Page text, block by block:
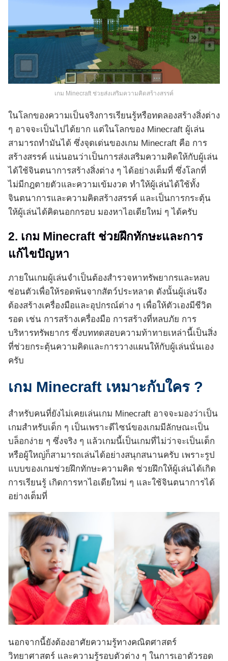
เกม Minecraft ช่วยส่งเสริมความคิดสร้างสรรค์
ในโลกของความเป็นจริงการเรียนรู้หรือทดลองสร้างสิ่งต่าง
ๆ อาจจะเป็นไปได้ยาก แต่ในโลกของ Minecraft ผู้เล่น
สามารถทำมันได้ ซึ่งจุดเด่นของเกม Minecraft คือ การ
สร้างสรรค์ แน่นอนว่าเป็นการส่งเสริมความคิดให้กับผู้เล่น
ได้ใช้จินตนาการสร้างสิ่งต่าง ๆ ได้อย่างเต็มที่ ซึ่งโลกที่
ไม่มีกฎตายตัวและความเข้มงวด ทำให้ผู้เล่นได้ใช้ทั้ง
จินตนาการและความคิดสร้างสรรค์ และเป็นการกระตุ้น
ให้ผู้เล่นได้คิดนอกกรอบ มองหาไอเดียใหม่ ๆ ได้ครับ
2. เกม Minecraft ช่วยฝึกทักษะและการ
แก้ไขปัญหา
ภายในเกมผู้เล่นจำเป็นต้องสำรวจหาทรัพยากรและหลบ
ซ่อนตัวเพื่อให้รอดพ้นจากสัตว์ประหลาด ดังนั้นผู้เล่นจึง
ต้องสร้างเครื่องมือและอุปกรณ์ต่าง ๆ เพื่อให้ตัวเองมีชีวิต
รอด เช่น การสร้างเครื่องมือ การสร้างที่หลบภัย การ
บริหารทรัพยากร ซึ่งบททดสอบความท้าทายเหล่านี้เป็นสิ่ง
ที่ช่วยกระตุ้นความคิดและการวางแผนให้กับผู้เล่นนั่นเอง
ครับ
เกม Minecraft เหมาะกับใคร ?
สำหรับคนที่ยังไม่เคยเล่นเกม Minecraft อาจจะมองว่าเป็น
เกมสำหรับเด็ก ๆ เป็นเพราะดีไซน์ของเกมมีลักษณะเป็น
บล็อกง่าย ๆ ซึ่งจริง ๆ แล้วเกมนี้เป็นเกมที่ไม่ว่าจะเป็นเด็ก
หรือผู้ใหญ่ก็สามารถเล่นได้อย่างสนุกสนานครับ เพราะรูป
แบบของเกมช่วยฝึกทักษะความคิด ช่วยฝึกให้ผู้เล่นได้เกิด
การเรียนรู้ เกิดการหาไอเดียใหม่ ๆ และใช้จินตนาการได้
อย่างเต็มที่
นอกจากนี้ยังต้องอาศัยความรู้ทางคณิตศาสตร์
วิทยาศาสตร์ และความรู้รอบตัวต่าง ๆ ในการเอาตัวรอด